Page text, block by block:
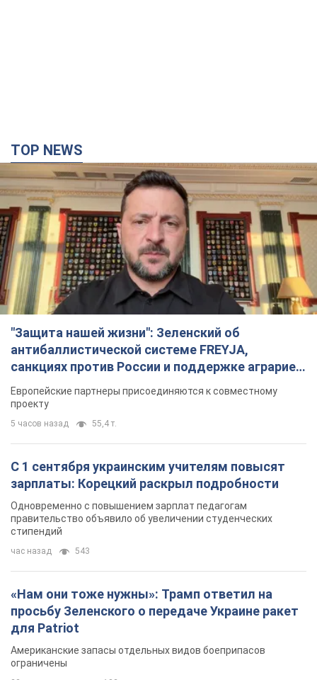
TOP NEWS
"Защита нашей жизни": Зеленский об
Видео
Европейские партнеры присоединяются к совместному
проекту
5 часов назад